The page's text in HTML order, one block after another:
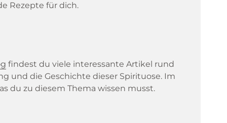
Rezepte für dich.
findest du viele interessante Artikel rund
und die Geschichte dieser Spirituose. Im
du zu diesem Thema wissen musst.